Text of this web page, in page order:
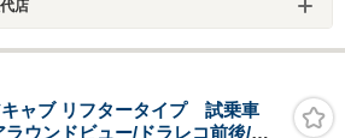
店
ャブ リフタータイプ 試乗車
ウンドビュー/ドラレコ前後/両